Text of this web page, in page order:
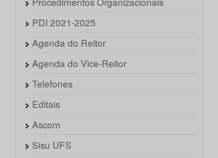
PDI 2021-2025
Agenda do Reitor
Agenda do Vice-Reitor
Telefones
Editais
Ascom
Sisu UFS